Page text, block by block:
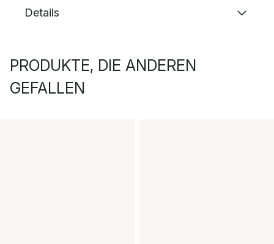
Details
PRODUKTE, DIE ANDEREN
GEFALLEN